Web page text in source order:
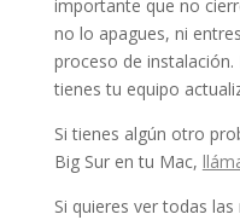
importante que no
no lo apagues, ni
proceso de
tienes tu equipo
Si tienes algún otro
Big Sur en tu Mac,
Si quieres ver todas